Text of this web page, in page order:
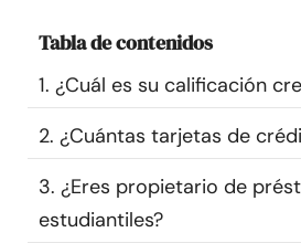
Recursos
Comunidad
Encuentra un terapeuta
Idioma
Tabla de contenidos
1. ¿Cuál es su calificación
2. ¿Cuántas tarjetas de
3. ¿Eres propietario de
estudiantiles?